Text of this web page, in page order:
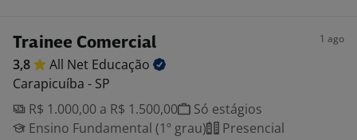
Trainee Comercial 1 ago
3,8 All Net Educação
Carapicuíba - SP
R$ 1.000,00 a R$ 1.500,00
Só estágios
Ensino Fundamental (1º grau)
Presencial